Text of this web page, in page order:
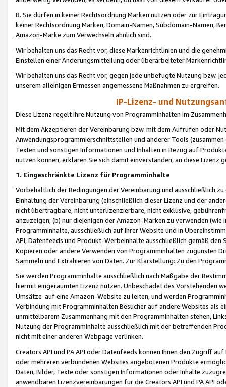
8. Sie dürfen in keiner Rechtsordnung Marken nutzen oder zur
keiner Rechtsordnung Marken, Domain-Namen, Subdomain-Namen,
Amazon-Marke zum Verwechseln ähnlich sind.
Wir behalten uns das Recht vor, diese Markenrichtlinien und die
Einstellen einer Änderungsmitteilung oder überarbeiteter
Wir behalten uns das Recht vor, gegen jede unbefugte Nutzung bzw.
unserem alleinigen Ermessen angemessene Maßnahmen zu ergreifen.
IP-Lizenz- und
Diese Lizenz regelt Ihre Nutzung von Programminhalten im
Mit dem Akzeptieren der Vereinbarung bzw. mit dem Aufrufen oder
Anwendungsprogrammierschnittstellen und anderer Tools (zusammen
Texten und sonstigen Informationen und Inhalten in Bezug auf
nutzen können, erklären Sie sich damit einverstanden, an diese Lizenz
1. Eingeschränkte Lizenz für Programminhalte
Vorbehaltlich der Bedingungen der Vereinbarung und ausschließlich
Einhaltung der Vereinbarung (einschließlich dieser Lizenz und der
nicht übertragbare, nicht unterlizenzierbare, nicht exklusive,
anzuzeigen; (b) nur diejenigen der Amazon-Marken zu verwenden
Programminhalte, ausschließlich auf Ihrer Website und in
API, Datenfeeds und Produkt-Werbeinhalte ausschließlich gemäß
Kopieren oder andere Verwenden von Programminhalten zugunsten
Sammeln und Extrahieren von Daten. Zur Klarstellung: Zu den
Sie werden Programminhalte ausschließlich nach Maßgabe der
hiermit eingeräumten Lizenz nutzen. Unbeschadet des Vorstehenden
Umsätze auf eine Amazon-Website zu leiten, und werden
Verbindung mit Programminhalten Besucher auf andere Websites als
unmittelbarem Zusammenhang mit den Programminhalten stehen,
Nutzung der Programminhalte ausschließlich mit der betreffenden
nicht mit einer anderen Webpage verlinken.
Creators API und PA API oder Datenfeeds können Ihnen den Zugriff
oder mehreren verbundenen Websites angebotenen Produkte
Daten, Bilder, Texte oder sonstigen Informationen oder Inhalte
anwendbaren Lizenzvereinbarungen für die Creators API und PA API